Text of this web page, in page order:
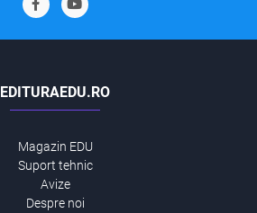
EDITURAEDU.RO
Magazin EDU
Suport tehnic
Avize
Despre noi